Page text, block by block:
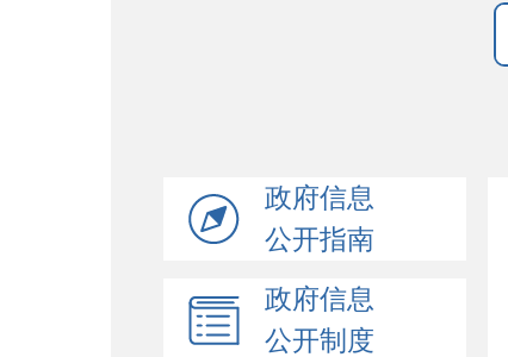
政府信息
公开指南
政府信息
公开制度